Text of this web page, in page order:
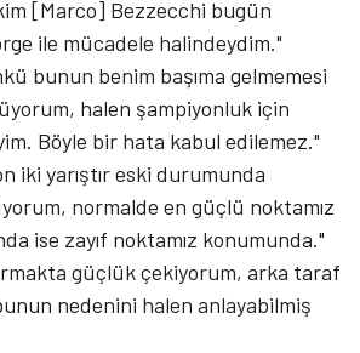
[Marco] Bezzecchi bugün
ile mücadele halindeydim."
bunun benim başıma gelmemesi
halen şampiyonluk için
Böyle bir hata kabul edilemez."
iki yarıştır eski durumunda
normalde en güçlü noktamız
ise zayıf noktamız konumunda."
güçlük çekiyorum, arka taraf
nedenini halen anlayabilmiş